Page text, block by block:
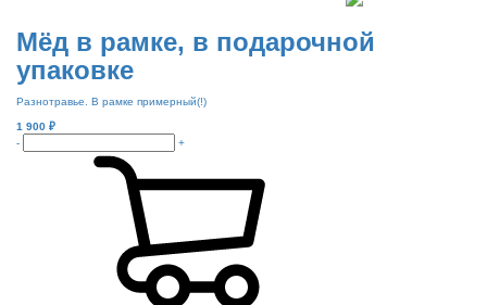
Мёд в рамке, в подарочной
упаковке
Разнотравье. В рамке примерный(!)
1 900 ₽
-
+